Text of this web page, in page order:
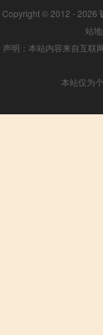
Copyright © 2012 - 2026
站
声明：本站内容来自互联
本站仅为